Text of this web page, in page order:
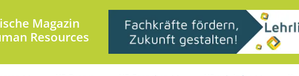
Magazin
Resources